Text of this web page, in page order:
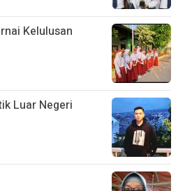
Kelulusan
Luar Negeri